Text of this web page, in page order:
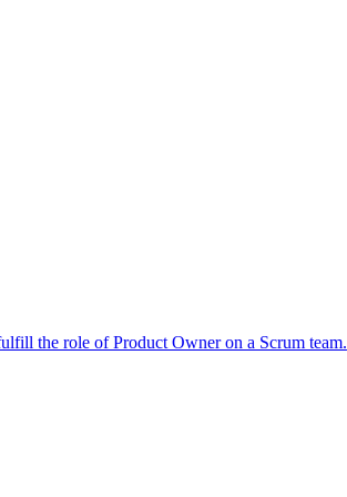
the role of Product Owner on a Scrum team.